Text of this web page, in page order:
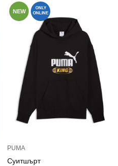
NEW
ONLY
ONLINE
PUMA
Суитшърт